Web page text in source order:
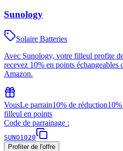
Sunology
Solaire Batteries
Avec Sunology, votre filleul profite
recevez 10% en points échangeables
Amazon.
VousLe parrain10% de réduction
filleul en points
Code de parrainage :
SUNO1020
Profiter de l'offre